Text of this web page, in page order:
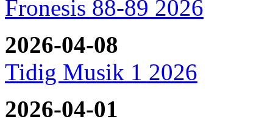
Fronesis 88-89 2026
2026-04-08
Tidig Musik 1 2026
2026-04-01